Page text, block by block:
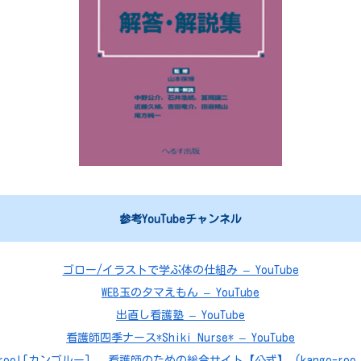
参考YouTubeチャンネル
ゴロー/イラストで学ぶ体の仕組み – YouTube
WEB玉のタマえもん – YouTube
出直し看護塾 – YouTube
看護師四季ナース*Shiki Nurse* – YouTube